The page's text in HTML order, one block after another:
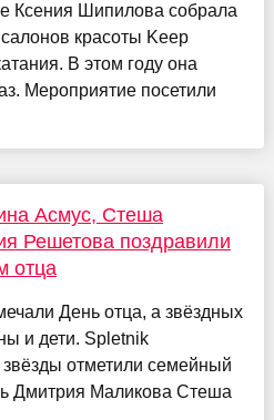
Ксения Шипилова собрала
красоты Keep
В этом году она
Мероприятие посетили
Асмус, Стеша
Решетова поздравили
отца
День отца, а звёздных
и дети. Spletnik
звёзды отметили семейный
Дмитрия Маликова Стеша